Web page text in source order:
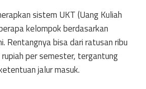
sistem UKT (Uang Kuliah
kelompok berdasarkan
Rentangnya bisa dari ratusan ribu
per semester, tergantung
jalur masuk.